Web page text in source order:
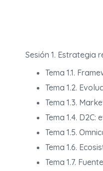
Sesión 1. Estrategia
Tema 1.1.
Tema 1.2.
Tema 1.3.
Tema 1.4. D2C:
Tema 1.5.
Tema 1.6.
Tema 1.7.